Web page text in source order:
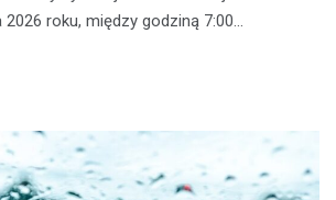
2026 roku, między godziną 7:00…